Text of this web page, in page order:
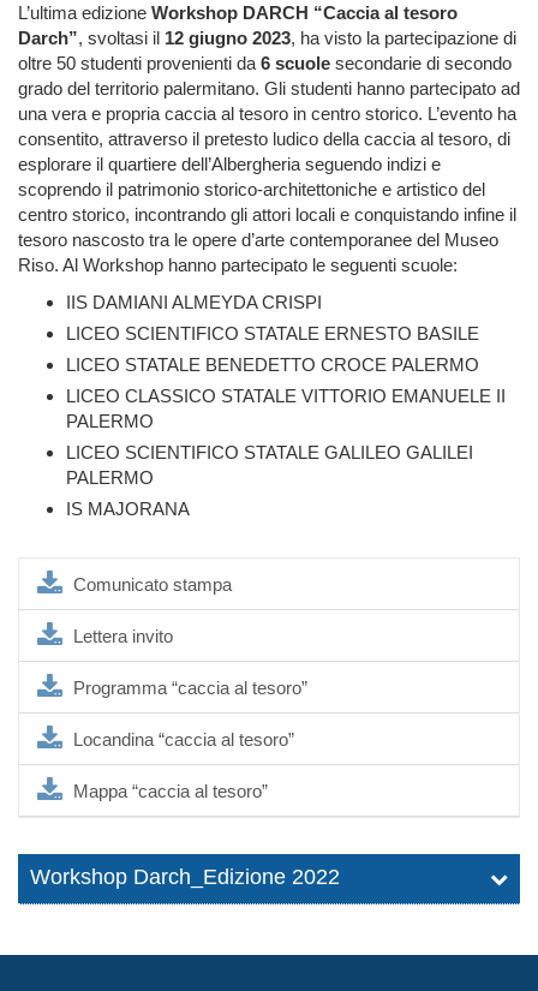
L’ultima edizione Workshop DARCH “Caccia al tesoro
Darch”, svoltasi il 12 giugno 2023, ha visto la partecipazione di
oltre 50 studenti provenienti da6 scuole secondarie di secondo
grado del territorio palermitano. Gli studenti hanno partecipato ad
una vera e propria caccia al tesoro in centro storico. L’evento ha
consentito, attraverso il pretesto ludico della caccia al tesoro, di
esplorare il quartiere dell’Albergheria seguendo indizi e
scoprendo il patrimonio storico-architettoniche e artistico del
centro storico, incontrando gli attori locali e conquistando infine il
tesoro nascosto tra le opere d’arte contemporanee del Museo
Riso. Al Workshop hanno partecipato le seguenti scuole:
IIS DAMIANI ALMEYDA CRISPI
LICEO SCIENTIFICO STATALE ERNESTO BASILE
LICEO STATALE BENEDETTO CROCE PALERMO
LICEO CLASSICO STATALE VITTORIO EMANUELE II
PALERMO
LICEO SCIENTIFICO STATALE GALILEO GALILEI
PALERMO
IS MAJORANA
Comunicato stampa
Lettera invito
Programma “caccia al tesoro”
Locandina “caccia al tesoro”
Mappa “caccia al tesoro”
Workshop Darch_Edizione 2022